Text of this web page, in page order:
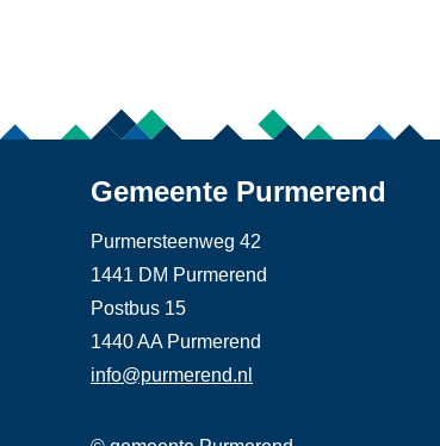
Gemeente Purmerend
Purmersteenweg 42
1441 DM Purmerend
Postbus 15
1440 AA Purmerend
info@purmerend.nl